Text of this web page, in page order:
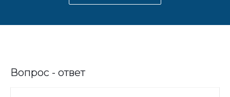
Вопрос - ответ